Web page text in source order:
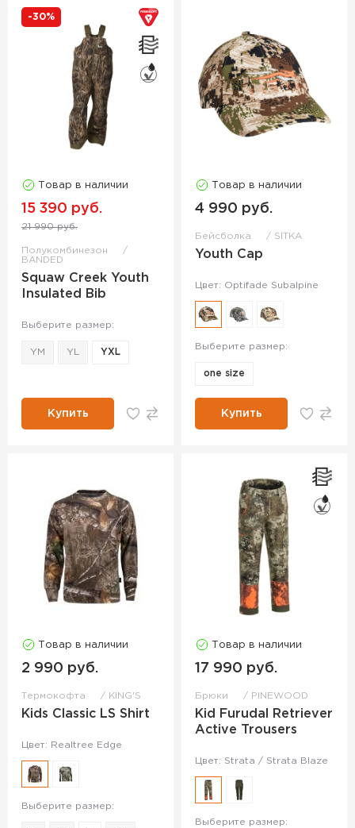
-30%
Товар в наличии
15 390 руб.
21 990 руб.
Полукомбинезон
BANDED
Squaw Creek Youth
Insulated Bib
Выберите размер:
YM YL YXL
Купить
Товар в наличии
4 990 руб.
Бейсболка SITKA
Youth Cap
Цвет: Optifade Subalpine
Выберите размер:
one size
Купить
Товар в наличии
2 990 руб.
Термокофта KING'S
Kids Classic LS Shirt
Цвет: Realtree Edge
Выберите размер:
Товар в наличии
17 990 руб.
Брюки PINEWOOD
Kid Furudal Retriever
Active Trousers
Цвет: Strata / Strata Blaze
Выберите размер: